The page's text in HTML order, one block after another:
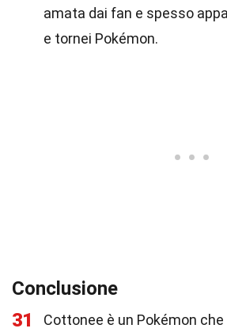
amata dai fan e spesso
e tornei Pokémon.
Conclusione
31
Cottonee è un Pokémon